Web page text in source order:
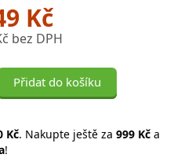
Kč
bez DPH
Přidat do košíku
Kč. Nakupte ještě za 999 Kč a
!